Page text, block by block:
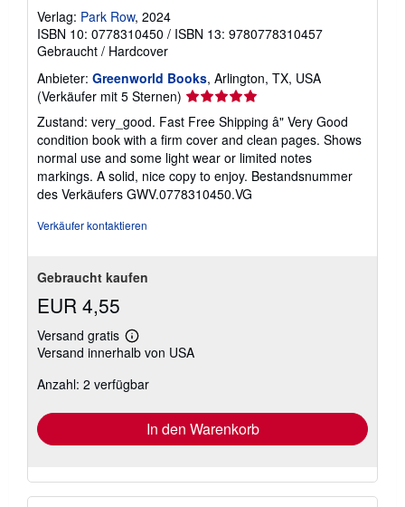
Verlag: Park Row, 2024
ISBN 10: 0778310450 / ISBN 13: 9780778310457
Gebraucht / Hardcover
Anbieter: Greenworld Books, Arlington, TX, USA
(Verkäufer mit 5 Sternen) Verkäuferbewertung
5
von
5
Sternen
Zustand: very_good. Fast Free Shipping â" Very Good
condition book with a firm cover and clean pages. Shows
normal use and some light wear or limited notes
markings. A solid, nice copy to enjoy. Bestandsnummer
des Verkäufers GWV.0778310450.VG
Verkäufer kontaktieren
Gebraucht kaufen
EUR 4,55
Versand gratis
Weitere
Informationen
Versandkosten
Versand innerhalb von USA
Anzahl: 2 verfügbar
In den Warenkorb